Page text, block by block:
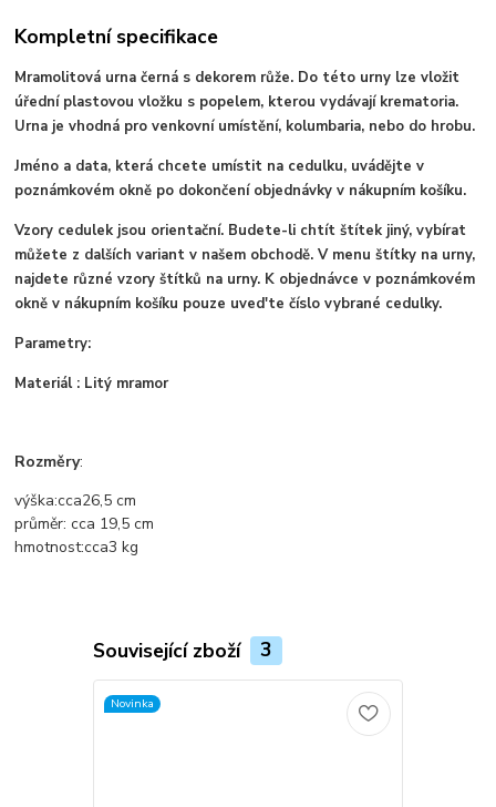
Kompletní specifikace
Mramolitová urna černá s dekorem růže. Do této urny lze vložit
úřední plastovou vložku s popelem, kterou vydávají krematoria.
Urna je vhodná pro venkovní umístění, kolumbaria, nebo do hrobu.
Jméno a data, která chcete umístit na cedulku, uvádějte v
poznámkovém okně po dokončení objednávky v nákupním košíku.
Vzory cedulek jsou orientační. Budete-li chtít štítek jiný, vybírat
můžete z dalších variant v našem obchodě. V menu štítky na urny,
najdete různé vzory štítků na urny. K objednávce v poznámkovém
okně v nákupním košíku pouze uved'te číslo vybrané cedulky.
Parametry:
Materiál : Litý mramor
Rozměry:
výška:cca26,5 cm
průměr: cca 19,5 cm
hmotnost:cca3 kg
Související zboží 3
Novinka